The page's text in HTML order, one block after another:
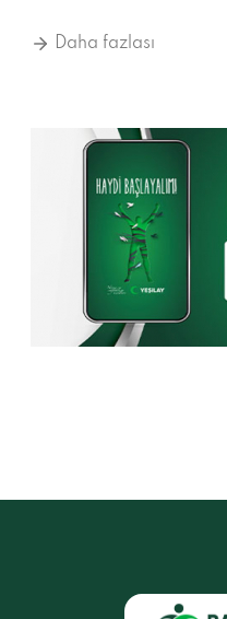
Daha fazlası